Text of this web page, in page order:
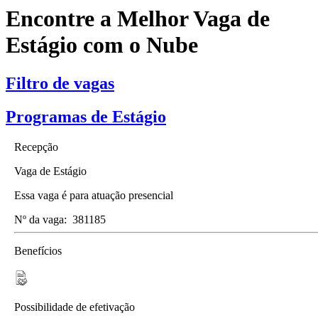
Encontre a Melhor Vaga de
Estágio com o Nube
Filtro de vagas
Programas de Estágio
Recepção
Vaga de Estágio
Essa vaga é para atuação presencial
Nº da vaga: 381185
Benefícios
Possibilidade de efetivação